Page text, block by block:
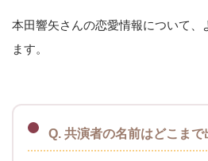
本田響矢さんの恋愛情報について、
ます。
Q. 共演者の名前はどこまで